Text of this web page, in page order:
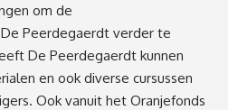
om de
Peerdegaerdt verder te
De Peerdegaerdt kunnen
en ook diverse cursussen
Ook vanuit het Oranjefonds